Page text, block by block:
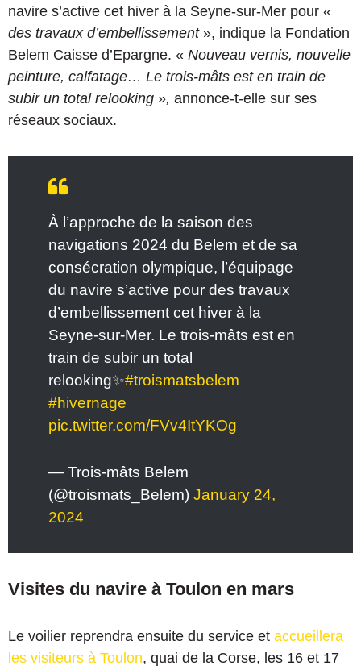
navire s’active cet hiver à la Seyne-sur-Mer pour «
des travaux d’embellissement», indique la Fondation
Belem Caisse d’Epargne. « Nouveau vernis, nouvelle
peinture, calfatage… Le trois-mâts est en train de
subir un total relooking », annonce-t-elle sur ses
réseaux sociaux.
À l’approche de la saison des
navigations 2024 du Belem et de sa
consécration olympique, l’équipage
du navire s’active pour des travaux
d’embellissement cet hiver à la
Seyne-sur-Mer. Le trois-mâts est en
train de subir un total
relooking✨#troismatsbelem
#hivernage
pic.twitter.com/FVv4ItYKOg
— Trois-mâts Belem
(@troismats_Belem) January 24,
2024
Visites du navire à Toulon en mars
Le voilier reprendra ensuite du service et accueillera
les visiteurs à Toulon, quai de la Corse, les 16 et 17